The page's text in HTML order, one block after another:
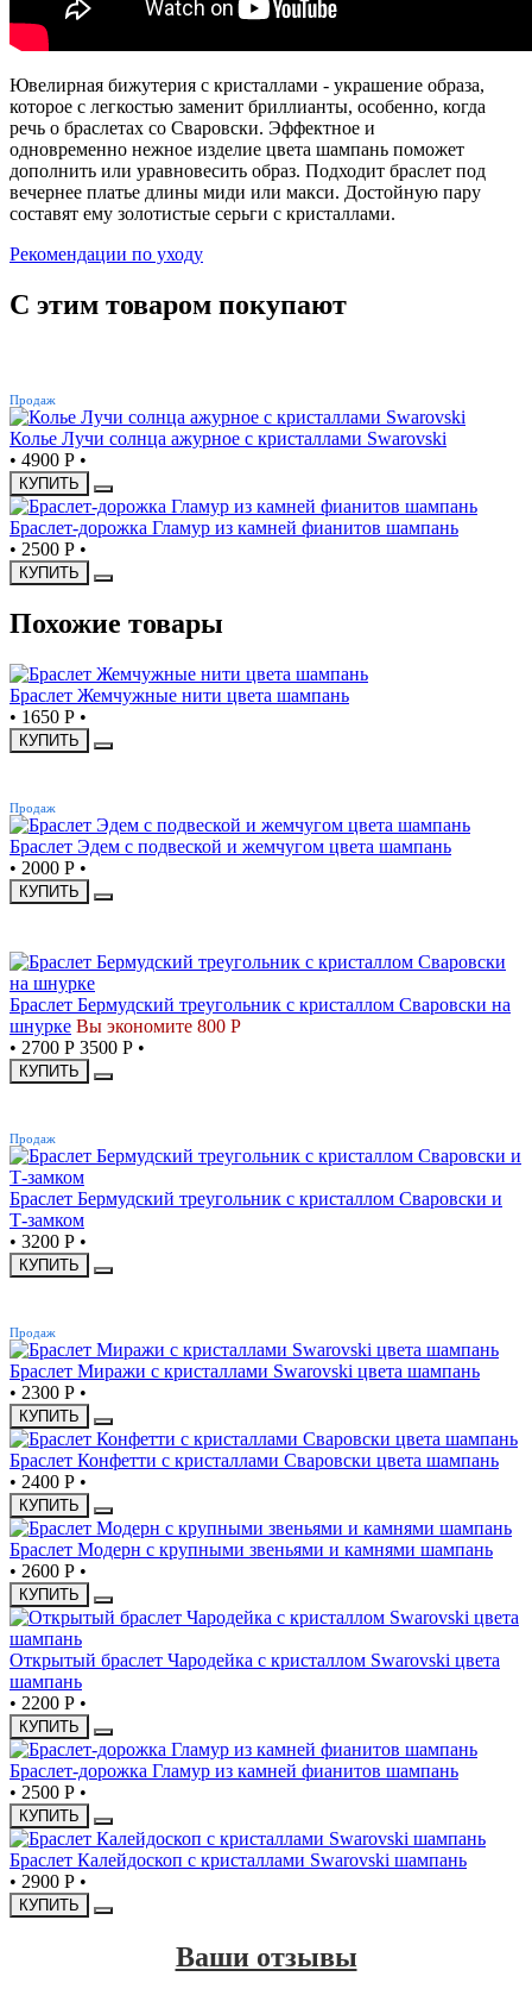
Ювелирная бижутерия с кристаллами - украшение образа,
которое с легкостью заменит бриллианты, особенно, когда
речь о браслетах со Сваровски. Эффектное и
одновременно нежное изделие цвета шампань поможет
дополнить или уравновесить образ. Подходит браслет под
вечернее платье длины миди или макси. Достойную пару
составят ему золотистые серьги с кристаллами.
Рекомендации по уходу
С этим товаром покупают
Продаж
Колье Лучи солнца ажурное с кристаллами Swarovski
• 4900 Р •
КУПИТЬ
Браслет-дорожка Гламур из камней фианитов шампань
• 2500 Р •
КУПИТЬ
Похожие товары
Браслет Жемчужные нити цвета шампань
• 1650 Р •
КУПИТЬ
Продаж
Браслет Эдем с подвеской и жемчугом цвета шампань
• 2000 Р •
КУПИТЬ
Браслет Бермудский треугольник с кристаллом Сваровски на
шнурке Вы экономите 800 Р
• 2700 Р 3500 Р •
КУПИТЬ
Продаж
Браслет Бермудский треугольник с кристаллом Сваровски и
Т-замком
• 3200 Р •
КУПИТЬ
Продаж
Браслет Миражи с кристаллами Swarovski цвета шампань
• 2300 Р •
КУПИТЬ
Браслет Конфетти с кристаллами Сваровски цвета шампань
• 2400 Р •
КУПИТЬ
Браслет Модерн с крупными звеньями и камнями шампань
• 2600 Р •
КУПИТЬ
Открытый браслет Чародейка с кристаллом Swarovski цвета
шампань
• 2200 Р •
КУПИТЬ
Браслет-дорожка Гламур из камней фианитов шампань
• 2500 Р •
КУПИТЬ
Браслет Калейдоскоп с кристаллами Swarovski шампань
• 2900 Р •
КУПИТЬ
Ваши отзывы